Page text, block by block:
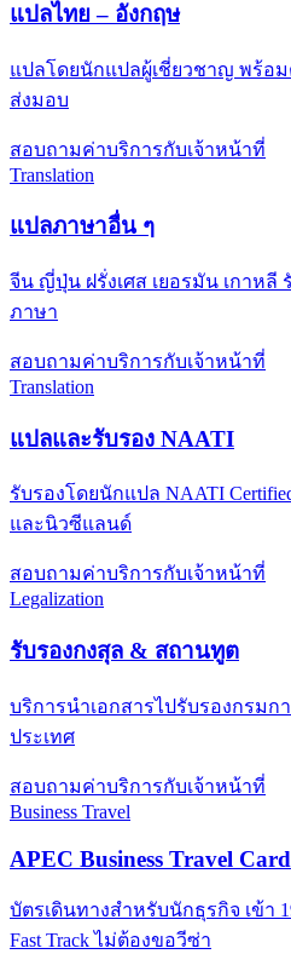
แปลไทย – อังกฤษ
แปลโดยนักแปลผู้เชี่ยวชาญ พร้อ
ส่งมอบ
สอบถามค่าบริการกับเจ้าหน้าที่
Translation
แปลภาษาอื่น ๆ
จีน ญี่ปุ่น ฝรั่งเศส เยอรมัน เกาหลี
ภาษา
สอบถามค่าบริการกับเจ้าหน้าที่
Translation
แปลและรับรอง NAATI
รับรองโดยนักแปล NAATI
และนิวซีแลนด์
สอบถามค่าบริการกับเจ้าหน้าที่
Legalization
รับรองกงสุล & สถานทูต
บริการนำเอกสารไปรับรองกรม
ประเทศ
สอบถามค่าบริการกับเจ้าหน้าที่
Business Travel
APEC Business Travel Card
บัตรเดินทางสำหรับนักธุรกิจ เข้า
Fast Track ไม่ต้องขอวีซ่า